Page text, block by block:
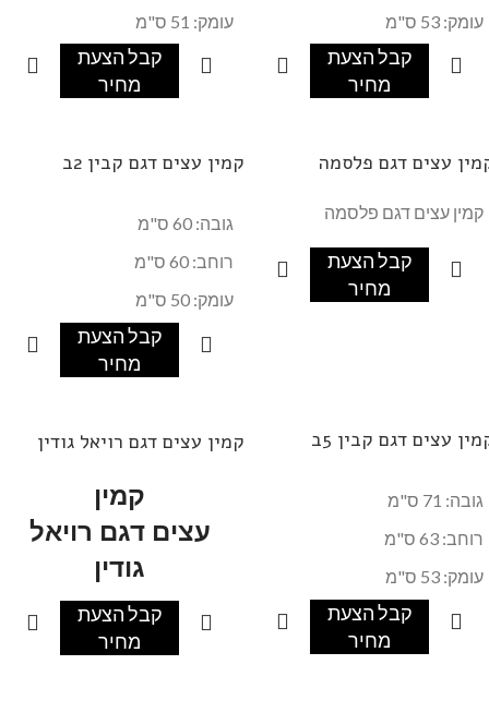
עומק: 53 ס"מ
קבל הצעת
מחיר
עומק: 51 ס"מ
קבל הצעת
מחיר
עצים דגם פלסמה
קמין עצים דגם פלסמה
קבל הצעת
מחיר
קמין עצים דגם קבין 2ב
גובה: 60 ס"מ
רוחב: 60 ס"מ
עומק: 50 ס"מ
קבל הצעת
מחיר
עצים דגם קבין 5ב
גובה: 71 ס"מ
רוחב: 63 ס"מ
עומק: 53 ס"מ
קבל הצעת
מחיר
קמין עצים דגם רויאל גודין
קמין
עצים דגם רויאל
גודין
גובה: 85 ס"מ
קבל הצעת
מחיר